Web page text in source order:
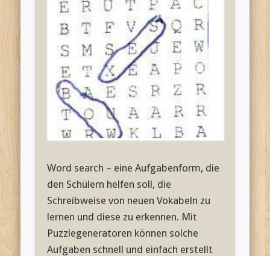
Word search – eine Aufgabenform, die
den Schülern helfen soll, die
Schreibweise von neuen Vokabeln zu
lernen und diese zu erkennen. Mit
Puzzlegeneratoren können solche
Aufgaben schnell und einfach erstellt